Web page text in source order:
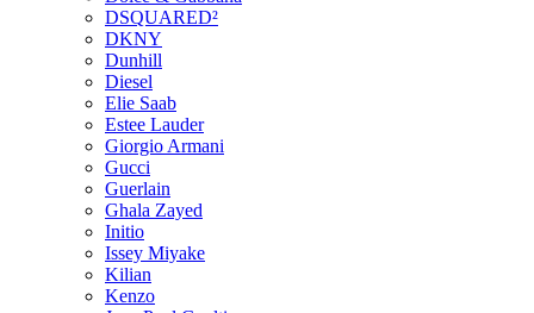
DSQUARED²
DKNY
Dunhill
Diesel
Elie Saab
Estee Lauder
Giorgio Armani
Gucci
Guerlain
Ghala Zayed
Initio
Issey Miyake
Kilian
Kenzo